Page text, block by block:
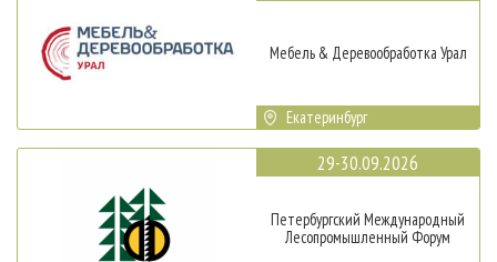
Мебель & Деревообработка Урал
Екатеринбург
29-30.09.2026
Петербургский Международный
Лесопромышленный Форум